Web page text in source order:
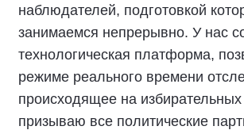
наблюдателей, подготовкой
занимаемся непрерывно. У нас
технологическая платформа,
режиме реального времени
происходящее на избирательных
призываю все политические